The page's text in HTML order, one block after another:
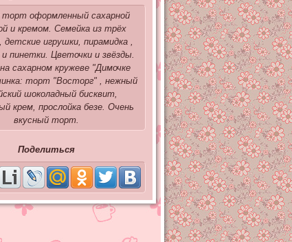
оформленный сахарной
и кремом. Семейка из трёх
детские игрушки, пирамидка ,
и пинетки. Цветочки и звёзды.
сахарном кружеве "Димочке
торт "Восторг" , нежный
шоколадный бисквит,
крем, прослойка безе. Очень
вкусный торт.
Поделиться